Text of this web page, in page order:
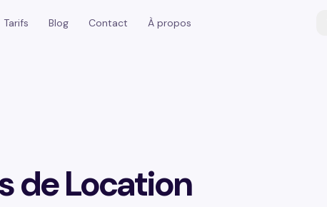
Tarifs Blog Contact À propos
de Location